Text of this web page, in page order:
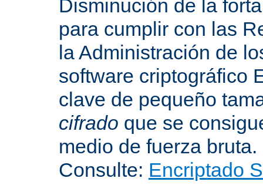
Disminución de la
para cumplir con las
la Administración de
software criptográfico
clave de pequeño
cifrado que se
medio de fuerza bruta.
Consulte: Encriptado